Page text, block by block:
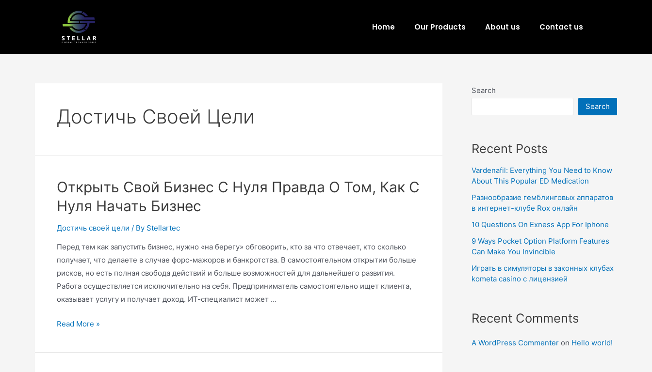
Home Our Products About us Contact us
Достичь Своей Цели
Открыть Свой Бизнес С Нуля Правда О Том, Как С
Нуля Начать Бизнес
Достичь своей цели / By Stellartec
Перед тем как запустить бизнес, нужно «на берегу» обговорить, кто за что отвечает, кто сколько
получает, что делаете в случае форс-мажоров и банкротства. В самостоятельном открытии больше
рисков, но есть полная свобода действий и больше возможностей для дальнейшего развития.
Работа осуществляется исключительно на себя. Предприниматель самостоятельно ищет клиента,
оказывает услугу и получает доход. ИТ-специалист может …
Read More »
Search
Search
Recent Posts
Vardenafil: Everything You Need to Know
About This Popular ED Medication
Разнообразие гемблинговых аппаратов
в интернет-клубе Rox онлайн
10 Questions On Exness App For Iphone
9 Ways Pocket Option Platform Features
Can Make You Invincible
Играть в симуляторы в законных клубах
kometa casino с лицензией
Recent Comments
A WordPress Commenter on Hello world!